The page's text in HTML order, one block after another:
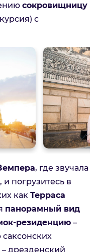
сокровищницу
с
, где звучала
погрузитесь в
как Терраса
панорамный вид
резиденцию –
– дрезденский